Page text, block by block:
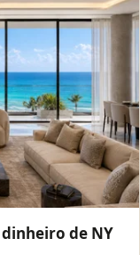
de NY